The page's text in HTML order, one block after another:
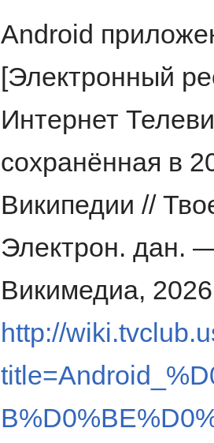
Android
[Электронный
Интернет
сохранённая в
Википедии //
Электрон. дан.
Викимедиа,
http://